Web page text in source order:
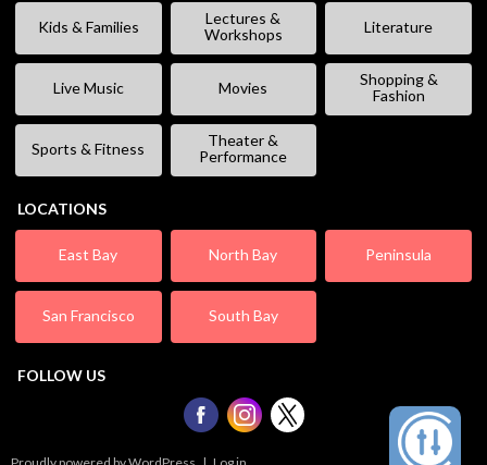
Kids & Families
Lectures &
Workshops
Literature
Live Music Movies
Shopping &
Fashion
Sports & Fitness
Theater &
Performance
LOCATIONS
East Bay North Bay Peninsula
San Francisco South Bay
FOLLOW US